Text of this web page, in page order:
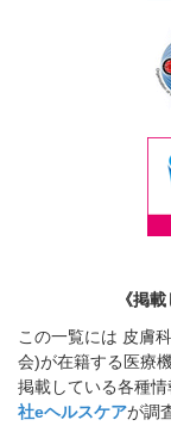
《掲
この一覧には 皮膚
会)が在籍する医療
掲載している各種
社eヘルスケアが調